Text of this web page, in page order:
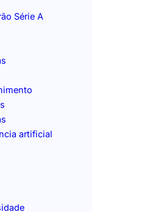
Série A
artificial